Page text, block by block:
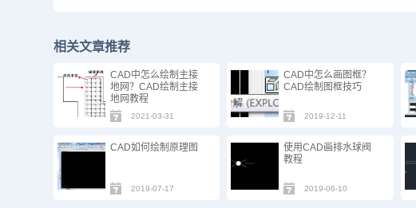
相关文章推荐
CAD中怎么绘制主接
地网？CAD绘制主接
地网教程
2021-03-31
CAD中怎么画图框？
CAD绘制图框技巧
2019-12-11
CAD如何绘制原理图
2019-07-17
使用CAD画排水球阀
教程
2019-06-10